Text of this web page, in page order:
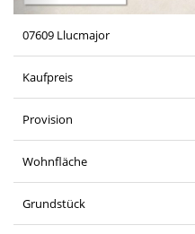
07609 Llucmajor
Kaufpreis
Provision
Wohnfläche
Grundstück